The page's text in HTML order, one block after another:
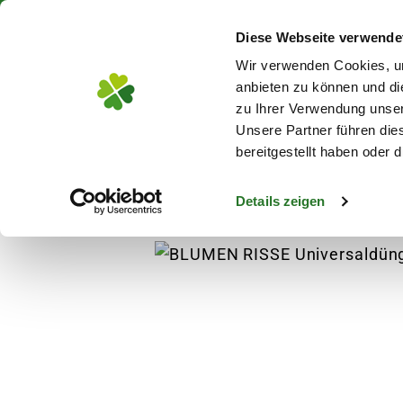
Diese Webseite
Wir verwenden Cookies,
anbieten zu können und
zu Ihrer Verwendung
Unsere Partner führen
bereitgestellt haben oder
Details zeigen
Blumen
Pflanzen Bodendecker BLUMEN RISSE